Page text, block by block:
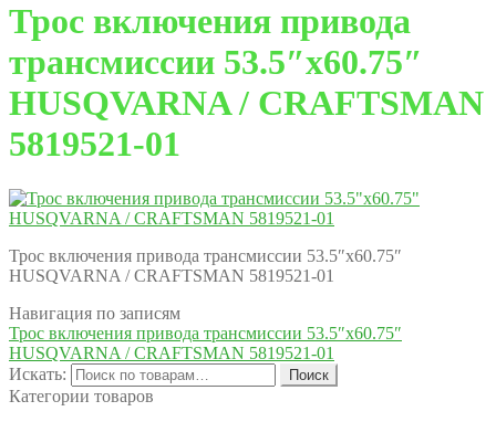
Трос включения привода
трансмиссии 53.5″х60.75″
HUSQVARNA / CRAFTSMAN
5819521-01
Трос включения привода трансмиссии 53.5″х60.75″
HUSQVARNA / CRAFTSMAN 5819521-01
Навигация по записям
Трос включения привода трансмиссии 53.5″х60.75″
HUSQVARNA / CRAFTSMAN 5819521-01
Искать:
Поиск
Категории товаров